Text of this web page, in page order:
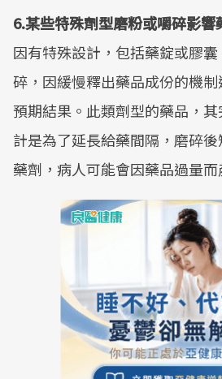
6.某些特殊劑型磨粉或嚼碎影響
因有特殊設計，包括藥錠或膠
碎，因緩慢釋出藥品成份的機
預期結果。此類劑型的藥品，
計是為了延長給藥間隔，磨碎
藥劑，病人可能會因藥品過量而